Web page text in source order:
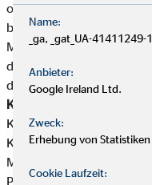
oder am Kapital eines
besitzen
Mutterunternehmen von
direkte oder indirekte
den Stimmrechten oder
Kundengelder /
Kundengelder
Kunden an die jeweiligen
Michael Tischler erhält
Produktvermittlung eine
Name:
_ga, _gat_UA-41411249-
Anbieter:
Google Ireland Ltd.
Zweck:
Erhebung von
Cookie Laufzeit: